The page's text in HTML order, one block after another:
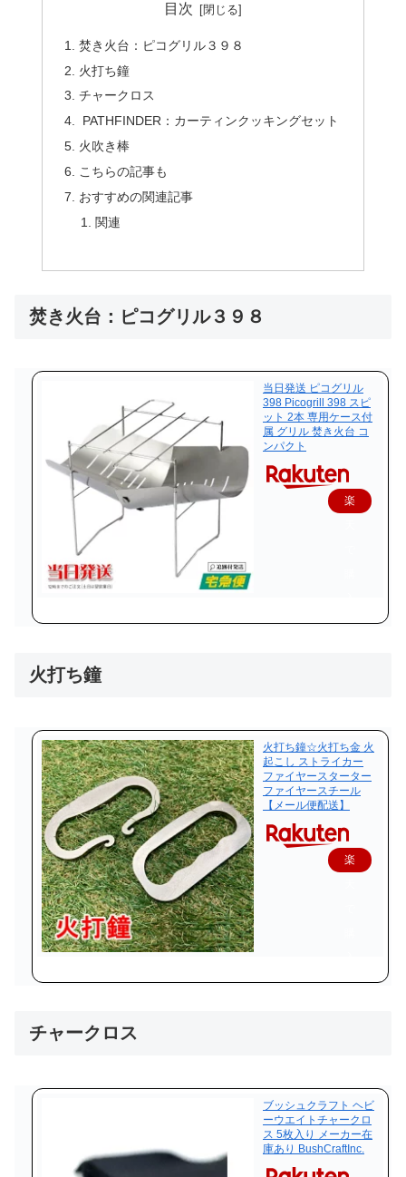
目次
焚き火台：ピコグリル３９８
火打ち鐘
チャークロス
PATHFINDER：カーティンクッキングセット
火吹き棒
こちらの記事も
おすすめの関連記事
関連
焚き火台：ピコグリル３９８
当日発送 ピコグリル
398 Picogrill 398 スピ
ット 2本 専用ケース付
属 グリル 焚き火台 コ
ンパクト
楽
火打ち鐘
火打ち鐘☆火打ち金 火
起こし ストライカー
ファイヤースターター
ファイヤースチール
【メール便配送】
楽
チャークロス
ブッシュクラフト ヘビ
ーウエイトチャークロ
ス 5枚入り メーカー在
庫あり BushCraftInc.